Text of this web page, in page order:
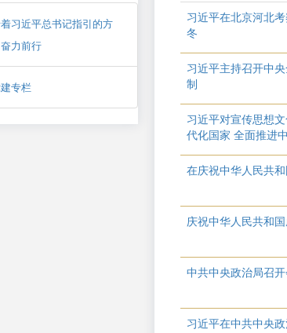
习近平总书记指引的方
力前行
专栏
习近平在北京河北
冬
习近平主持召开中
制
习近平对宣传思想
代化国家 全面推进
在庆祝中华人民共
庆祝中华人民共和
中共中央政治局召
习近平在中共中央